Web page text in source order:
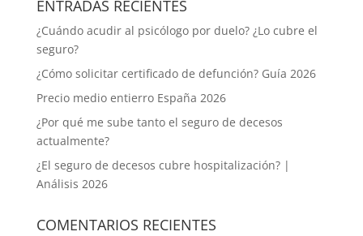
ENTRADAS RECIENTES
¿Cuándo acudir al psicólogo por duelo? ¿Lo cubre el
seguro?
¿Cómo solicitar certificado de defunción? Guía 2026
Precio medio entierro España 2026
¿Por qué me sube tanto el seguro de decesos
actualmente?
¿El seguro de decesos cubre hospitalización? |
Análisis 2026
COMENTARIOS RECIENTES